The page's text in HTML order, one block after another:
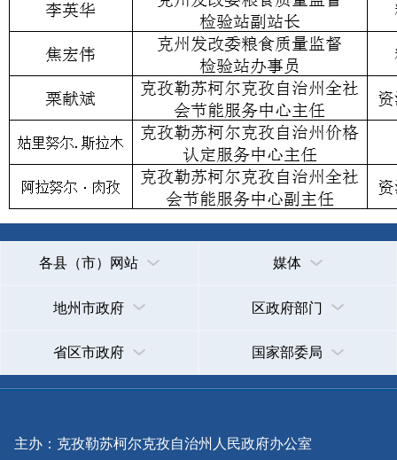
各县（市）网站 媒体
地州市政府 区政府部门
国家部委局
承办：克孜勒苏柯尔克孜自治州政务公开信息中心
政府网站标识码：6530000002
关于我们